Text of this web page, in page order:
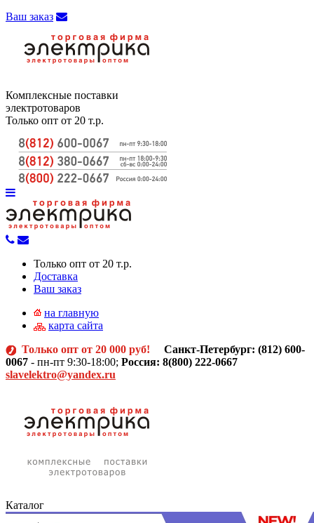
Ваш заказ
Комплексные поставки
электротоваров
Только опт от 20 т.р.
Только опт от 20 т.р.
Доставка
Ваш заказ
на главную
карта сайта
Только опт от 20 000 руб! Санкт-Петербург: (812) 600-
0067 - пн-пт 9:30-18:00; Россия: 8(800) 222-0667
slavelektro@yandex.ru
Каталог